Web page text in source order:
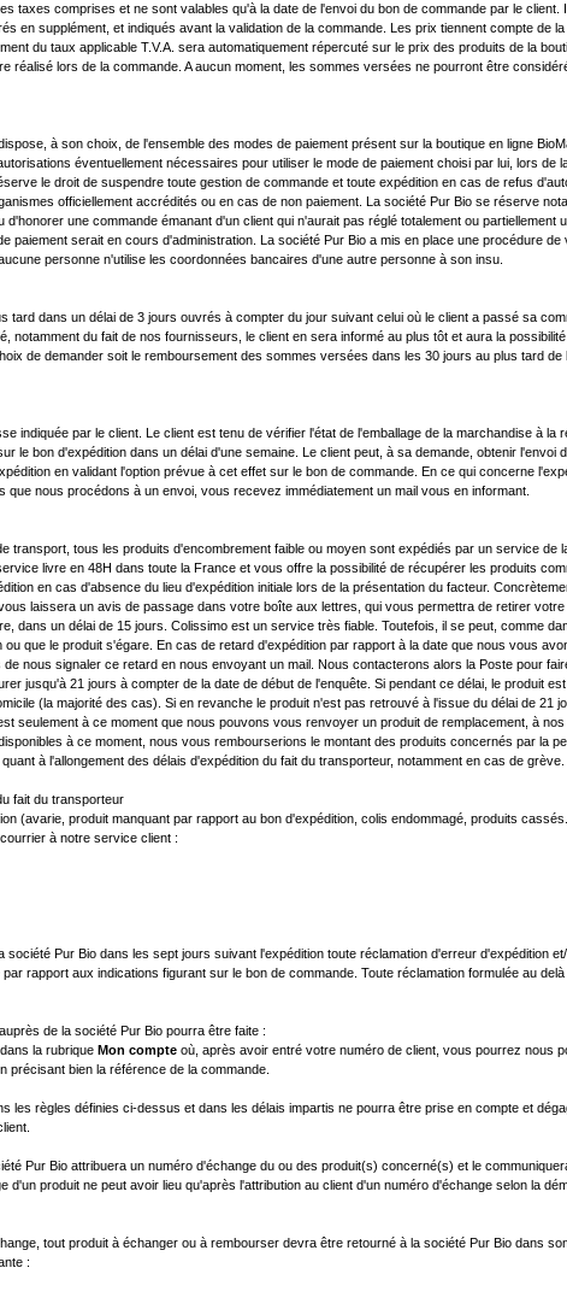
taxes comprises et ne sont valables qu'à la date de l'envoi du bon de commande par le client.
en supplément, et indiqués avant la validation de la commande. Les prix tiennent compte de la
du taux applicable T.V.A. sera automatiquement répercuté sur le prix des produits de la
réalisé lors de la commande. A aucun moment, les sommes versées ne pourront être
à son choix, de l'ensemble des modes de paiement présent sur la boutique en ligne
éventuellement nécessaires pour utiliser le mode de paiement choisi par lui, lors de
le droit de suspendre toute gestion de commande et toute expédition en cas de refus
officiellement accrédités ou en cas de non paiement. La société Pur Bio se réserve
une commande émanant d'un client qui n'aurait pas réglé totalement ou partiellement
paiement serait en cours d'administration. La société Pur Bio a mis en place une procédure de
personne n'utilise les coordonnées bancaires d'une autre personne à son insu.
tard dans un délai de 3 jours ouvrés à compter du jour suivant celui où le client a passé sa
notamment du fait de nos fournisseurs, le client en sera informé au plus tôt et aura la
de demander soit le remboursement des sommes versées dans les 30 jours au plus tard
indiquée par le client. Le client est tenu de vérifier l'état de l'emballage de la marchandise à la
le bon d'expédition dans un délai d'une semaine. Le client peut, à sa demande, obtenir l'envoi
en validant l'option prévue à cet effet sur le bon de commande. En ce qui concerne
que nous procédons à un envoi, vous recevez immédiatement un mail vous en informant.
transport, tous les produits d'encombrement faible ou moyen sont expédiés par un service de
livre en 48H dans toute la France et vous offre la possibilité de récupérer les produits
en cas d'absence du lieu d'expédition initiale lors de la présentation du facteur.
laissera un avis de passage dans votre boîte aux lettres, qui vous permettra de retirer
dans un délai de 15 jours. Colissimo est un service très fiable. Toutefois, il se peut, comme
que le produit s'égare. En cas de retard d'expédition par rapport à la date que nous vous
nous signaler ce retard en nous envoyant un mail. Nous contacterons alors la Poste pour
jusqu'à 21 jours à compter de la date de début de l'enquête. Si pendant ce délai, le produit
(la majorité des cas). Si en revanche le produit n'est pas retrouvé à l'issue du délai de 21
seulement à ce moment que nous pouvons vous renvoyer un produit de remplacement, à nos
à ce moment, nous vous rembourserions le montant des produits concernés par la
à l'allongement des délais d'expédition du fait du transporteur, notamment en cas de grève.
fait du transporteur
(avarie, produit manquant par rapport au bon d'expédition, colis endommagé, produits
à notre service client :
société Pur Bio dans les sept jours suivant l'expédition toute réclamation d'erreur d'expédition
rapport aux indications figurant sur le bon de commande. Toute réclamation formulée au
de la société Pur Bio pourra être faite :
la rubrique Mon compte où, après avoir entré votre numéro de client, vous pourrez nous
précisant bien la référence de la commande.
les règles définies ci-dessus et dans les délais impartis ne pourra être prise en compte et
Pur Bio attribuera un numéro d'échange du ou des produit(s) concerné(s) et le
d'un produit ne peut avoir lieu qu'après l'attribution au client d'un numéro d'échange selon la
tout produit à échanger ou à rembourser devra être retourné à la société Pur Bio dans
: